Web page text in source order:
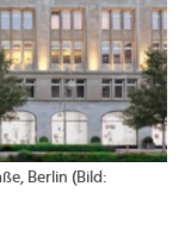
Berlin (Bild: